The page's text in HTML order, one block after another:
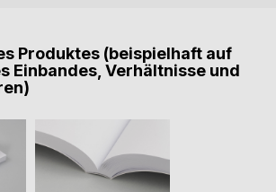
Produktes (beispielhaft auf
Einbandes, Verhältnisse und